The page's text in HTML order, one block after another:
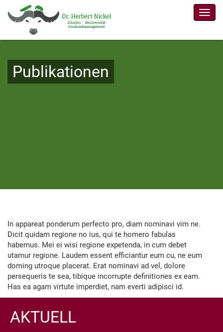
Publikationen
In appareat ponderum perfecto pro, diam nominavi vim ne.
Dicit quidam regione no ius, qui te homero fabulas
habemus. Mei ei wisi regione expetenda, in cum debet
utamur regione. Laudem essent efficiantur eum cu, ne eum
doming utroque placerat. Erat nominavi ad vel, dolore
persequeris te sea, tibique incorrupte definitiones ex eam.
Has ea agam virtute imperdiet, nam everti adipisci id.
AKTUELL